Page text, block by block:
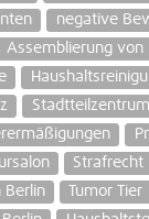
negative
Assemblierung von
Stadtteilzentrum
Strafrecht
Berlin Tumor Tier